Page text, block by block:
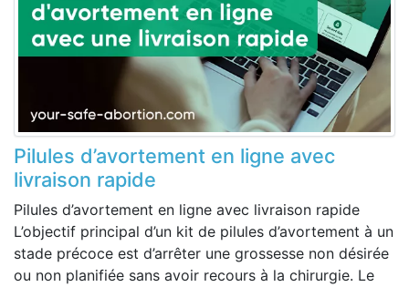
Pilules d’avortement en ligne avec
livraison rapide
Pilules d’avortement en ligne avec livraison rapide
L’objectif principal d’un kit de pilules d’avortement à un
stade précoce est d’arrêter une grossesse non désirée
ou non planifiée sans avoir recours à la chirurgie. Le